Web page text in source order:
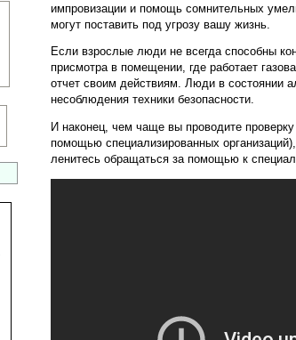
импровизации и помощь сомнительных
могут поставить под угрозу вашу жизнь.
Если взрослые люди не всегда способны
присмотра в помещении, где работает
отчет своим действиям. Люди в состоянии
несоблюдения техники безопасности.
И наконец, чем чаще вы проводите
помощью специализированных
ленитесь обращаться за помощью к